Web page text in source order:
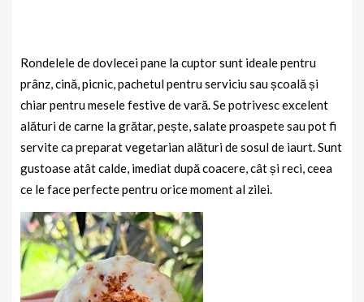
Rondelele de dovlecei pane la cuptor sunt ideale pentru
prânz, cină, picnic, pachetul pentru serviciu sau școală și
chiar pentru mesele festive de vară. Se potrivesc excelent
alături de carne la grătar, pește, salate proaspete sau pot fi
servite ca preparat vegetarian alături de sosul de iaurt. Sunt
gustoase atât calde, imediat după coacere, cât și reci, ceea
ce le face perfecte pentru orice moment al zilei.